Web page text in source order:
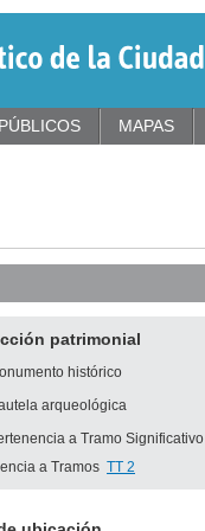
patrimonial
histórico
arqueológica
a Tramo Significativo
a Tramos TT 2
MAPAS